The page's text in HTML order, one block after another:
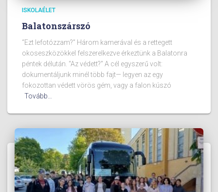
ISKOLAÉLET
Balatonszárszó
“Ezt lefotózzam?” Három kamerával és a rettegett
okoseszközökkel felszerelkezve érkeztünk a Balatonra
péntek délután. “Az védett?” A cél egyszerű volt:
dokumentáljunk minél több fajt— legyen az egy
fokozottan védett vörös gém, vagy a falon kúszó
Tovább…